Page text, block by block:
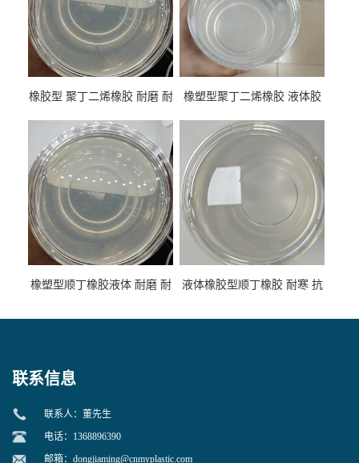
橡胶型 聚丁二烯橡胶 耐磨 耐
性
橡塑型聚丁二烯橡胶 液体胶
专用
橡塑型顺丁橡胶液体 耐磨 耐
液体橡胶型顺丁橡胶 耐寒 抗
联系信息
联系人：董先生
电话：1368896390
邮箱： dongjiaming@cnmyplastic.com